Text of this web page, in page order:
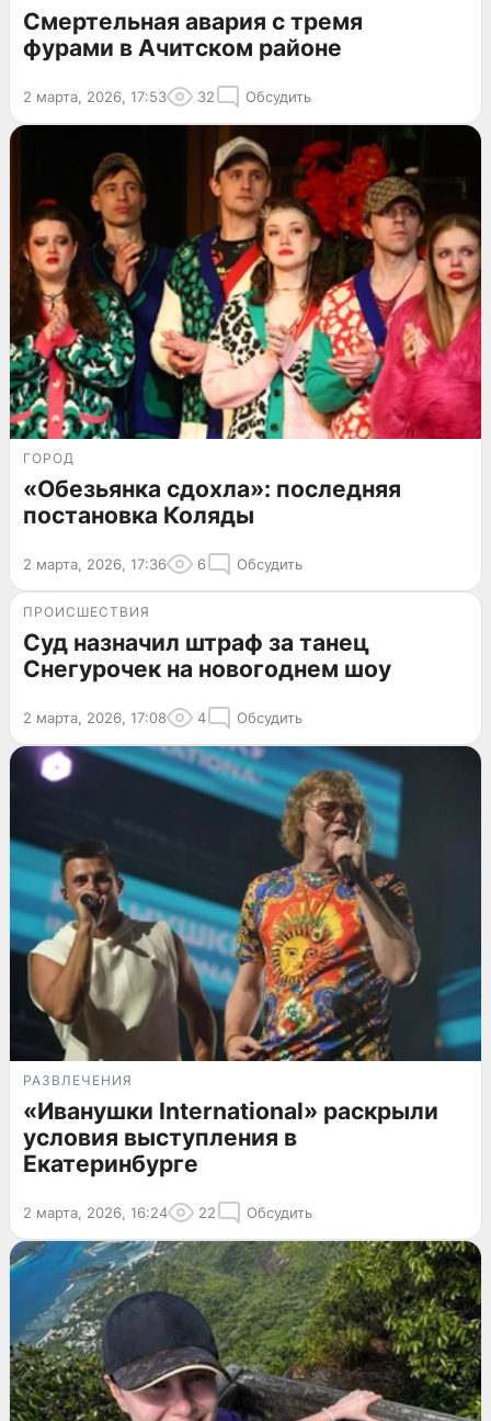
Смертельная авария с тремя
фурами в Ачитском районе
2 марта, 2026, 17:53 32 Обсудить
ГОРОД
«Обезьянка сдохла»: последняя
постановка Коляды
2 марта, 2026, 17:36 6 Обсудить
ПРОИСШЕСТВИЯ
Суд назначил штраф за танец
Снегурочек на новогоднем шоу
2 марта, 2026, 17:08 4 Обсудить
РАЗВЛЕЧЕНИЯ
«Иванушки International» раскрыли
условия выступления в
Екатеринбурге
2 марта, 2026, 16:24 22 Обсудить